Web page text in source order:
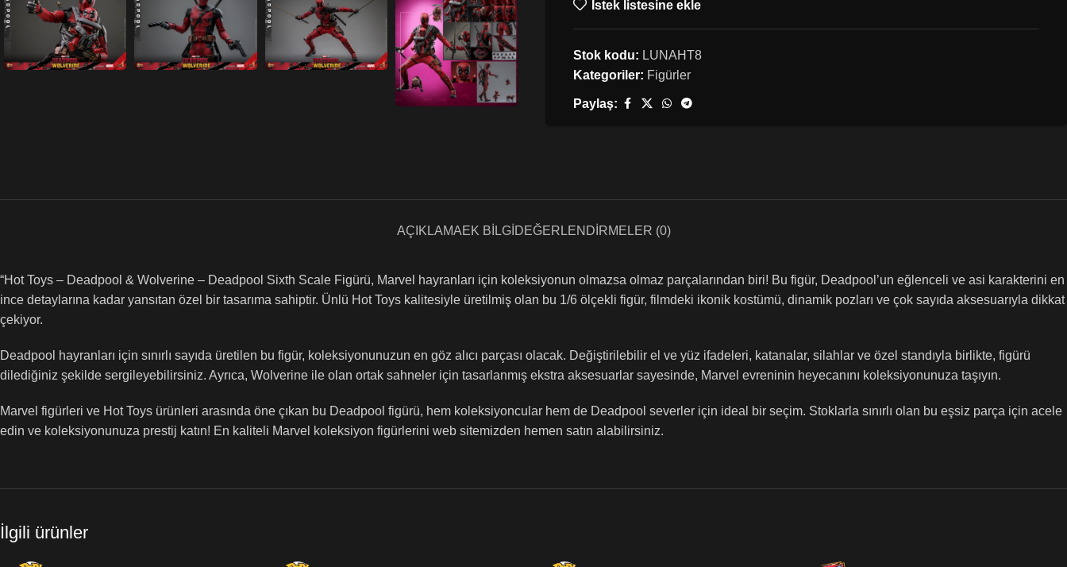
İstek listesine ekle
Stok kodu: LUNAHT8
Kategoriler: Figürler
Paylaş:
AÇIKLAMAEK BILGI DEĞERLENDIRMELER (0)
“Hot Toys – Deadpool & Wolverine – Deadpool Sixth Scale Figürü, Marvel hayranları için koleksiyonun olmazsa olmaz parçalarından biri! Bu figür, Deadpool’un eğlenceli ve asi karakterini en
ince detaylarına kadar yansıtan özel bir tasarıma sahiptir. Ünlü Hot Toys kalitesiyle üretilmiş olan bu 1/6 ölçekli figür, filmdeki ikonik kostümü, dinamik pozları ve çok sayıda aksesuarıyla dikkat
çekiyor.
Deadpool hayranları için sınırlı sayıda üretilen bu figür, koleksiyonunuzun en göz alıcı parçası olacak. Değiştirilebilir el ve yüz ifadeleri, katanalar, silahlar ve özel standıyla birlikte, figürü
dilediğiniz şekilde sergileyebilirsiniz. Ayrıca, Wolverine ile olan ortak sahneler için tasarlanmış ekstra aksesuarlar sayesinde, Marvel evreninin heyecanını koleksiyonunuza taşıyın.
Marvel figürleri ve Hot Toys ürünleri arasında öne çıkan bu Deadpool figürü, hem koleksiyoncular hem de Deadpool severler için ideal bir seçim. Stoklarla sınırlı olan bu eşsiz parça için acele
edin ve koleksiyonunuza prestij katın! En kaliteli Marvel koleksiyon figürlerini web sitemizden hemen satın alabilirsiniz.
İlgili ürünler